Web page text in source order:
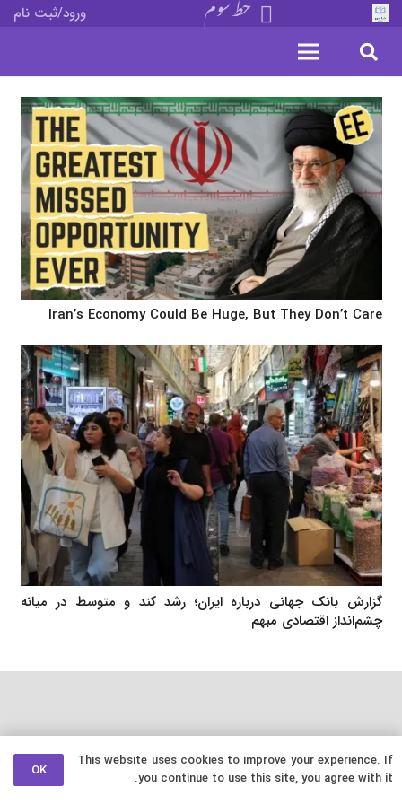
خط سوم ورود/ثبت نام
Iran’s Economy Could Be Huge, But They Don’t Care
گزارش بانک جهانی درباره ایران؛ رشد کند و متوسط در میانه
چشم‌انداز اقتصادی مبهم
This website uses cookies to improve your experience. If
you continue to use this site, you agree with it.
OK